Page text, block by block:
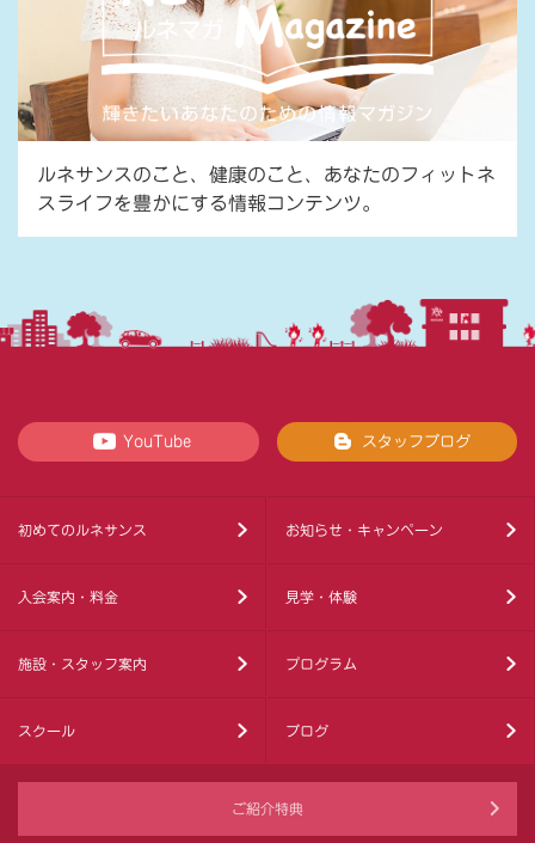
ルネサンスのこと、健康のこと、あなたのフィットネ
スライフを豊かにする情報コンテンツ。
YouTube スタッフブログ
初めてのルネサンス お知らせ・キャンペーン
入会案内・料金 見学・体験
施設・スタッフ案内 プログラム
スクール ブログ
ご紹介特典